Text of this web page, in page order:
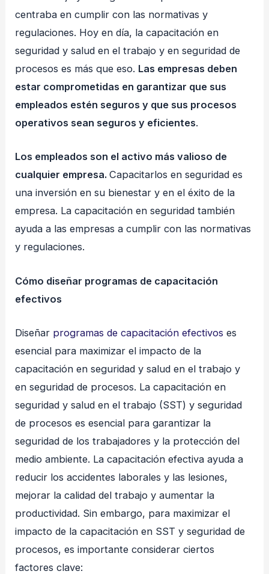
centraba en cumplir con las normativas y
regulaciones. Hoy en día, la capacitación en
seguridad y salud en el trabajo y en seguridad de
procesos es más que eso. Las empresas deben
estar comprometidas en garantizar que sus
empleados estén seguros y que sus procesos
operativos sean seguros y eficientes.
Los empleados son el activo más valioso de
cualquier empresa.Capacitarlos en seguridad es
una inversión en su bienestar y en el éxito de la
empresa. La capacitación en seguridad también
ayuda a las empresas a cumplir con las normativas
y regulaciones.
Cómo diseñar programas de capacitación
efectivos
Diseñar programas de capacitación efectivos es
esencial para maximizar el impacto de la
capacitación en seguridad y salud en el trabajo y
en seguridad de procesos. La capacitación en
seguridad y salud en el trabajo (SST) y seguridad
de procesos es esencial para garantizar la
seguridad de los trabajadores y la protección del
medio ambiente. La capacitación efectiva ayuda a
reducir los accidentes laborales y las lesiones,
mejorar la calidad del trabajo y aumentar la
productividad. Sin embargo, para maximizar el
impacto de la capacitación en SST y seguridad de
procesos, es importante considerar ciertos
factores clave: